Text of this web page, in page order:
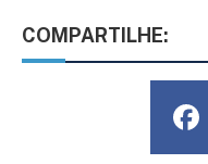
COMPARTILHE: